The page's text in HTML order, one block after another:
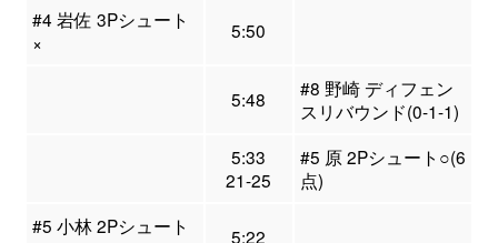
#4 岩佐 3Pシュート
×
5:50
5:48
#8 野崎 ディフェン
スリバウンド(0-1-1)
5:33
21-25
#5 原 2Pシュート○(6
点)
#5 小林 2Pシュート
5:22